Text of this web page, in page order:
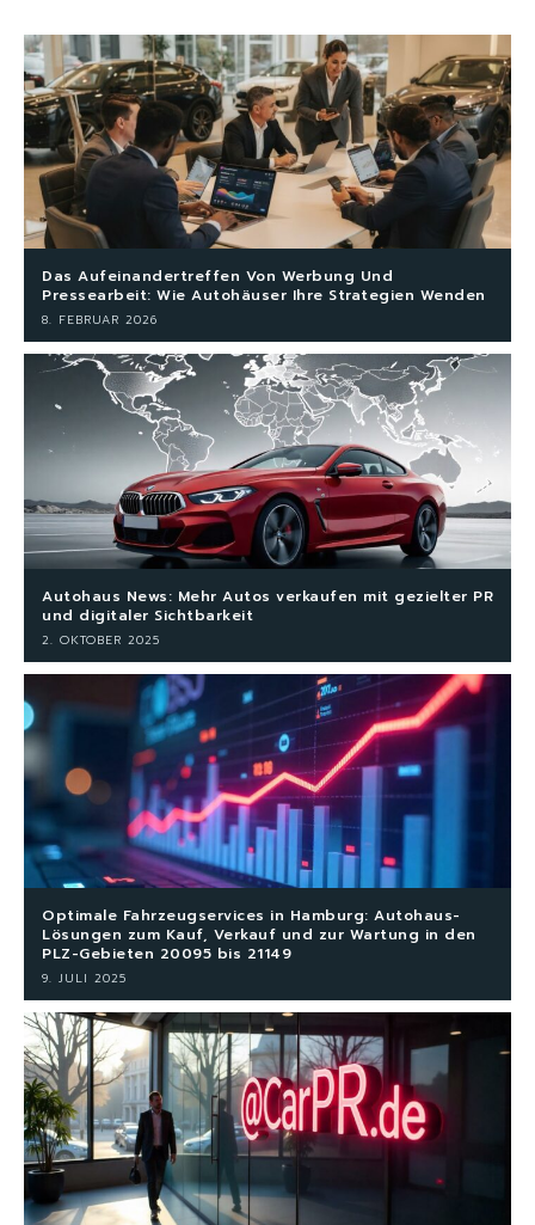
Das Aufeinandertreffen Von Werbung Und
Pressearbeit: Wie Autohäuser Ihre Strategien Wenden
8. FEBRUAR 2026
Autohaus News: Mehr Autos verkaufen mit gezielter PR
und digitaler Sichtbarkeit
2. OKTOBER 2025
Optimale Fahrzeugservices in Hamburg: Autohaus-
Lösungen zum Kauf, Verkauf und zur Wartung in den
PLZ-Gebieten 20095 bis 21149
9. JULI 2025